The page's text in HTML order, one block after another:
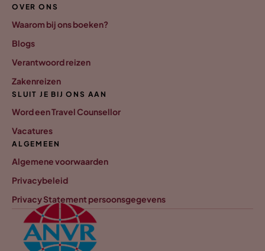
OVER ONS
Waarom bij ons boeken?
Blogs
Verantwoord reizen
Zakenreizen
SLUIT JE BIJ ONS AAN
Word een Travel Counsellor
Vacatures
ALGEMEEN
Algemene voorwaarden
Privacybeleid
Privacy Statement persoonsgegevens